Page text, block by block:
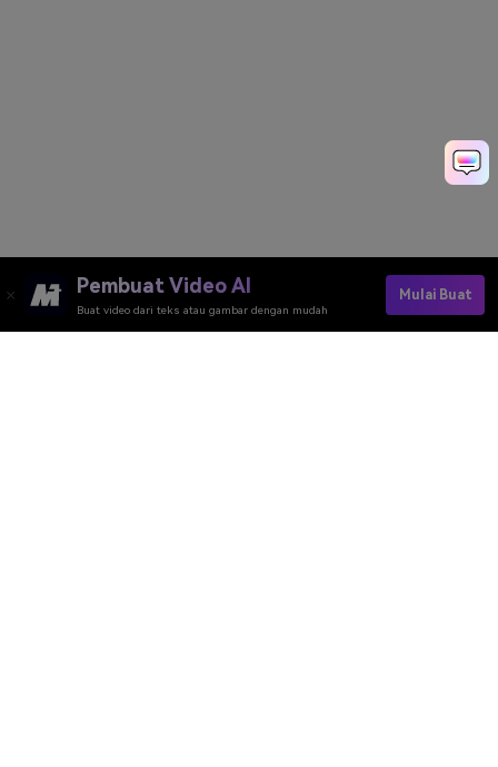
Pembuat Video AI
Buat video dari teks atau gambar dengan mudah
Mulai Buat